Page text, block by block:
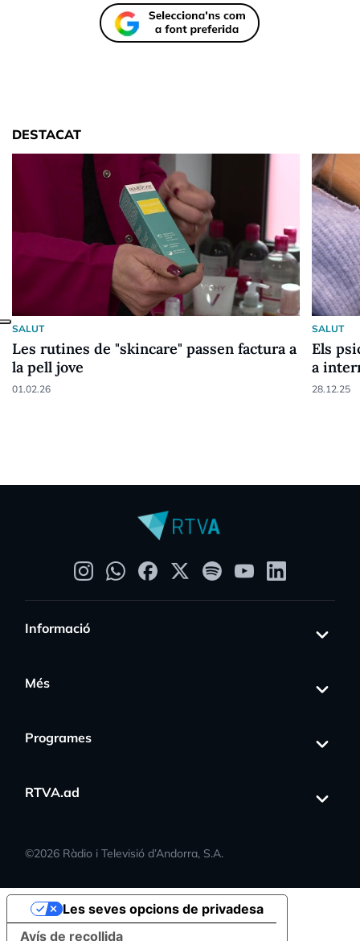
DESTACAT
SALUT
Les rutines de "skincare" passen factura a
la pell jove
01.02.26
SALUT
Els
a
28.12.25
Informació
Més
Programes
RTVA.ad
©2026 Ràdio i Televisió d’Andorra, S.A.
Avís de recollida
Les seves opcions de privadesa